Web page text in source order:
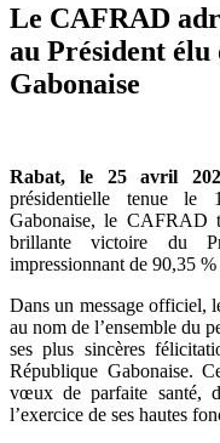
Le CAFRAD
au Président élu
Gabonaise
Rabat, le 25 avril
présidentielle tenue
Gabonaise, le CAFRAD
brillante victoire du
impressionnant de 90,35
Dans un message officiel,
au nom de l’ensemble du
ses plus sincères
République Gabonaise.
vœux de parfaite santé,
l’exercice de ses hautes